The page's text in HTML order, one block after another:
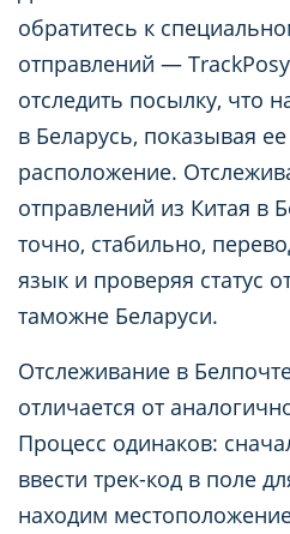
обратитесь к
отправлений —
отследить посылку, что
в Беларусь, показывая
расположение.
отправлений из Китая в
точно, стабильно,
язык и проверяя статус
таможне Беларуси.
Отслеживание в
отличается от
Процесс одинаков:
ввести трек-код в поле
находим